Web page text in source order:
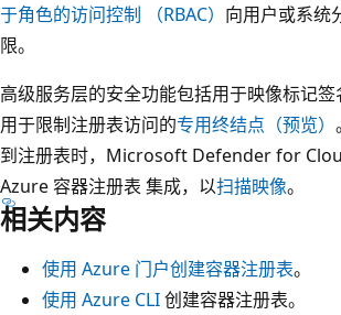
于角色的访问控制 （RBAC） 向用户或系统
限。
高级服务层的安全功能包括用于映像标记签
用于限制注册表访问的专用终结点（预览）
到注册表时，Microsoft Defender for
Azure 容器注册表 集成，以扫描映像。
相关内容
使用 Azure 门户创建容器注册表。
使用 Azure CLI创建容器注册表。